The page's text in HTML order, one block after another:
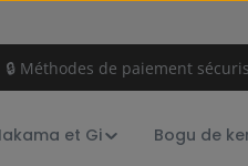
🔒 Méthodes de paiement
et Gi Bogu de